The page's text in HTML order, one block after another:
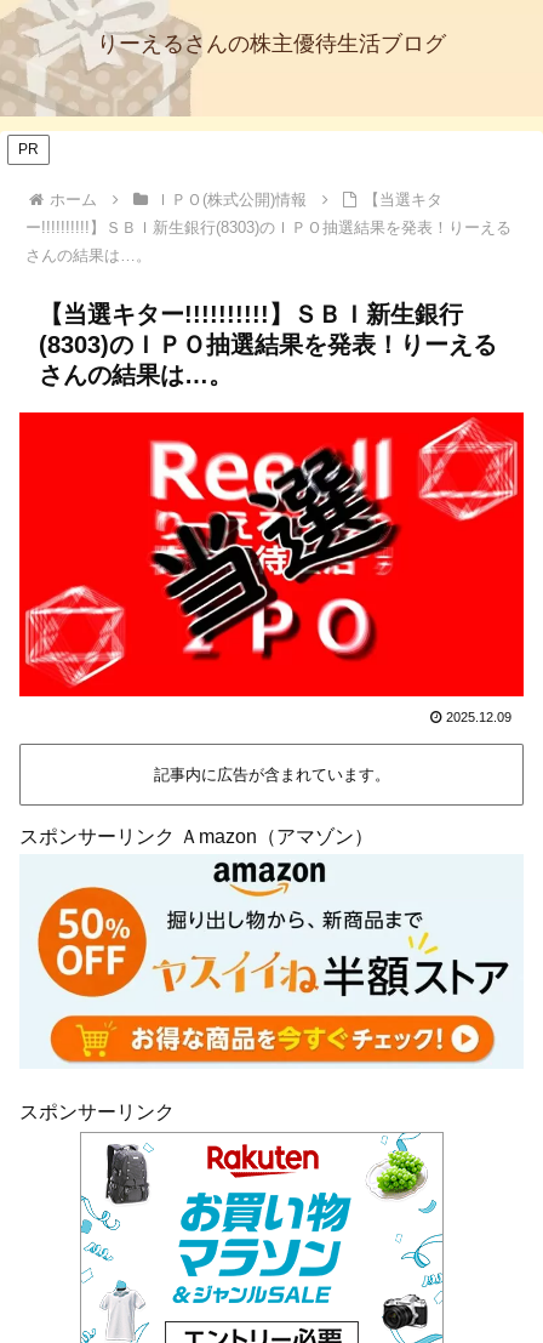
りーえるさんの株主優待生活ブログ
PR
ホーム ＩＰＯ(株式公開)情報
【当選キタ
ー!!!!!!!!!!】ＳＢＩ新生銀行(8303)のＩＰＯ抽選結果を発表！りーえる
さんの結果は…。
【当選キター!!!!!!!!!!】ＳＢＩ新生銀行
(8303)のＩＰＯ抽選結果を発表！りーえる
さんの結果は…。
2025.12.09
記事内に広告が含まれています。
スポンサーリンク Ａmazon（アマゾン）
スポンサーリンク